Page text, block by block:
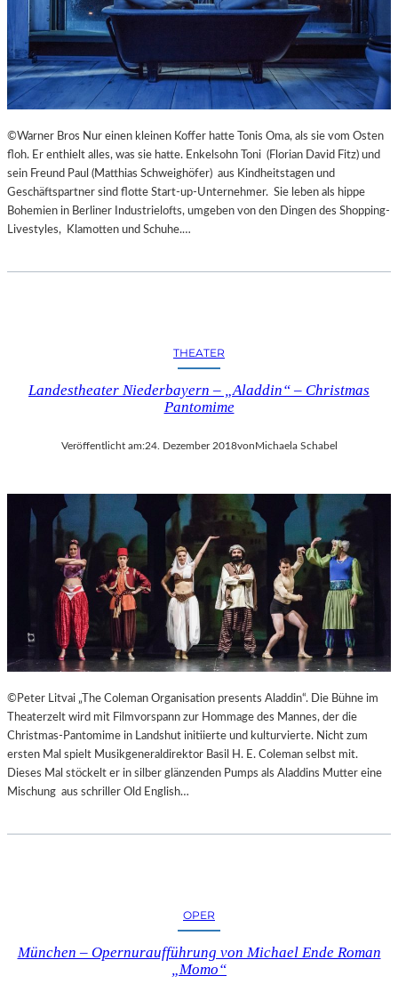
©Warner Bros Nur einen kleinen Koffer hatte Tonis Oma, als sie vom Osten
floh. Er enthielt alles, was sie hatte. Enkelsohn Toni (Florian David Fitz) und
sein Freund Paul (Matthias Schweighöfer) aus Kindheitstagen und
Geschäftspartner sind flotte Start-up-Unternehmer. Sie leben als hippe
Bohemien in Berliner Industrielofts, umgeben von den Dingen des Shopping-
Livestyles, Klamotten und Schuhe.…
THEATER
Landestheater Niederbayern – „Aladdin“ – Christmas
Pantomime
Veröffentlicht am:24. Dezember 2018vonMichaela Schabel
©Peter Litvai „The Coleman Organisation presents Aladdin“. Die Bühne im
Theaterzelt wird mit Filmvorspann zur Hommage des Mannes, der die
Christmas-Pantomime in Landshut initiierte und kulturvierte. Nicht zum
ersten Mal spielt Musikgeneraldirektor Basil H. E. Coleman selbst mit.
Dieses Mal stöckelt er in silber glänzenden Pumps als Aladdins Mutter eine
Mischung aus schriller Old English…
OPER
München – Opernuraufführung von Michael Ende Roman
„Momo“